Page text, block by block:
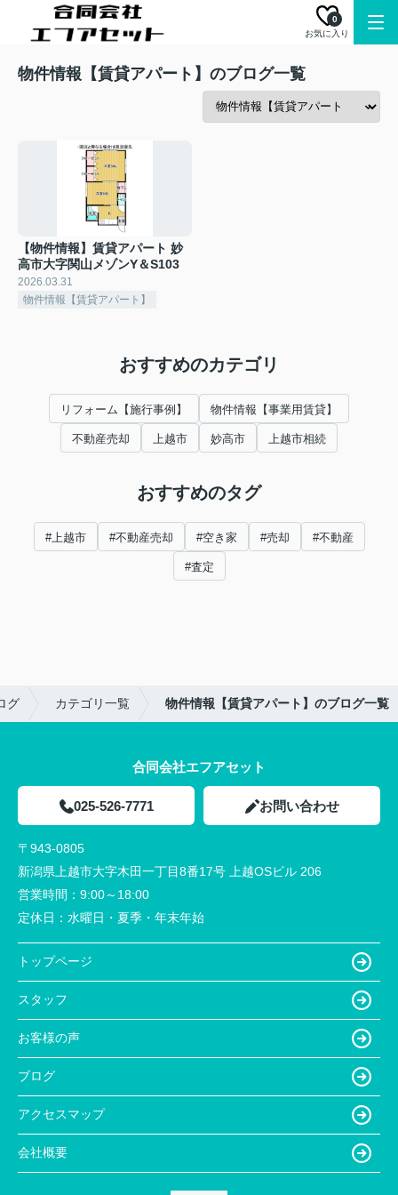
お気に入り
0
物件情報【賃貸アパート】のブログ一覧
【物件情報】賃貸アパート 妙
高市大字関山メゾンY＆S103
2026.03.31
物件情報【賃貸アパート】
おすすめのカテゴリ
リフォーム【施行事例】 物件情報【事業用賃貸】
不動産売却 上越市 妙高市 上越市相続
おすすめのタグ
#上越市 #不動産売却 #空き家 #売却 #不動産
#査定
グ カテゴリ一覧 物件情報【賃貸アパート】のブログ一覧
合同会社エフアセット
025-526-7771 お問い合わせ
〒943-0805
新潟県上越市大字木田一丁目8番17号 上越OSビル 206
営業時間： 9:00～18:00
定休日： 水曜日・夏季・年末年始
トップページ
スタッフ
お客様の声
ブログ
アクセスマップ
会社概要